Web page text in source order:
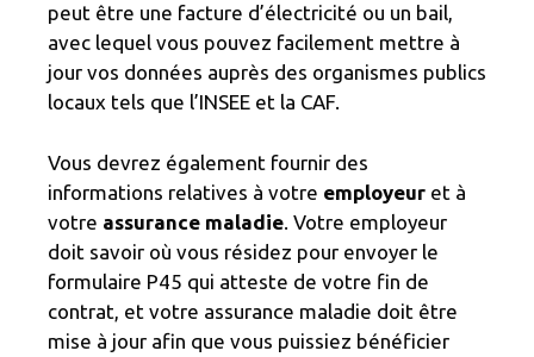
peut être une facture d’électricité ou un bail,
avec lequel vous pouvez facilement mettre à
jour vos données auprès des organismes publics
locaux tels que l’INSEE et la CAF.
Vous devrez également fournir des
informations relatives à votre employeur et à
votre assurance maladie. Votre employeur
doit savoir où vous résidez pour envoyer le
formulaire P45 qui atteste de votre fin de
contrat, et votre assurance maladie doit être
mise à jour afin que vous puissiez bénéficier